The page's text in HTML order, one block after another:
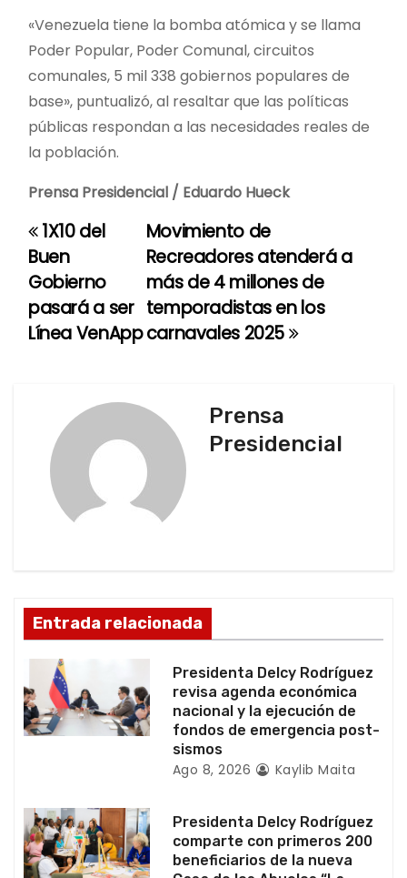
«Venezuela tiene la bomba atómica y se llama
Poder Popular, Poder Comunal, circuitos
comunales, 5 mil 338 gobiernos populares de
base», puntualizó, al resaltar que las políticas
públicas respondan a las necesidades reales de
la población.
Prensa Presidencial / Eduardo Hueck
N
a
v
d
e
e
n
r
a
Movimiento de
Recreadores atenderá a
más de 4 millones de
temporadistas en los
carnavales 2025
1X10 del
Buen
Gobierno
pasará a ser
Línea VenApp
Prensa
Presidencial
Entrada relacionada
Presidenta Delcy Rodríguez
revisa agenda económica
nacional y la ejecución de
fondos de emergencia post-
sismos
Ago 8, 2026 Kaylib Maita
Presidenta Delcy Rodríguez
comparte con primeros 200
beneficiarios de la nueva